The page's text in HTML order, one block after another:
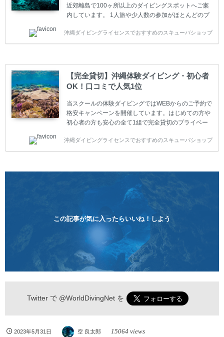
近郊離島で100ヶ所以上のダイビングスポットへご案
内しています。 1人旅や少人数の参加がほとんどのプ
の方も安心して楽しめるようにリフレッシュダイビン
グコースもご用意しています。お1人様も初心者の方
イセンスを取得したお客様、ファンダイビングのリピ
ーター様はファンダイビングの全てのコース費が
10%OFF、フル器材レンタルが50%OFFになります。
沖縄本島周辺ビーチ・ファンダイビング ￥13800(税
込)【 2ビーチ 】 ウエイト / タンク / 送迎...
沖縄ダイビングライセンスでおすすめのスキューバショップ
【完全貸切】沖縄体験ダイビング・初心者
OK！口コミで人気1位
当スクールの体験ダイビングではWEBからのご予約で
格安キャンペーンを開催しています。はじめての方や
初心者の方も安心の全て1組で完全貸切のプライベー
1人様から気軽にご参加ください。 全てのコースで高
画質の記念撮影&水中撮影付きです。初心者の方やダ
す。 沖縄本島周辺ビーチ・体験ダイビング 格安キャ
ンペーン！！￥16800 ￥11800(税込) 器材 / 送迎 / 保
険 / 全て込み ダイビングがはじめての方や初心者でも
気軽に体験できる半日のコース。沖縄本島のビーチか
らのんびりダイビングを楽しめます...
沖縄ダイビングライセンスでおすすめのスキューバショップ
この記事が気に入ったらいいね！しよう
Twitter で @WorldDivingNetを
2023年5月31日 空 良太郎 15064 views